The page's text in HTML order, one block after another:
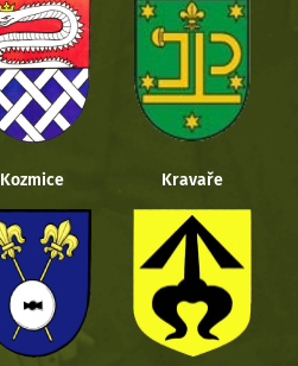
Kozmice Kravaře